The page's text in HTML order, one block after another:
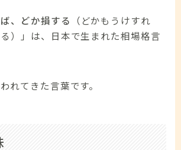
、どか損する
（どかもうけすれ
）」は、日本で生まれた相場格言
れてきた言葉です。